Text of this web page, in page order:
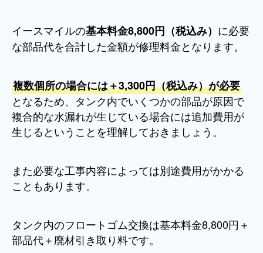
イースマイルの基本料金8,800円（税込み） に必要
な部品代を合計した金額が修理料金となります。
複数個所の場合には＋3,300円（税込み）が必要
となるため、タンク内でいくつかの部品が原因で
複合的な水漏れが生じている場合には追加費用が
生じるということを理解しておきましょう。
また必要な工事内容によっては別途費用がかかる
こともあります。
タンク内のフロートゴム交換は基本料金8,800円＋
部品代＋廃材引き取り料です。